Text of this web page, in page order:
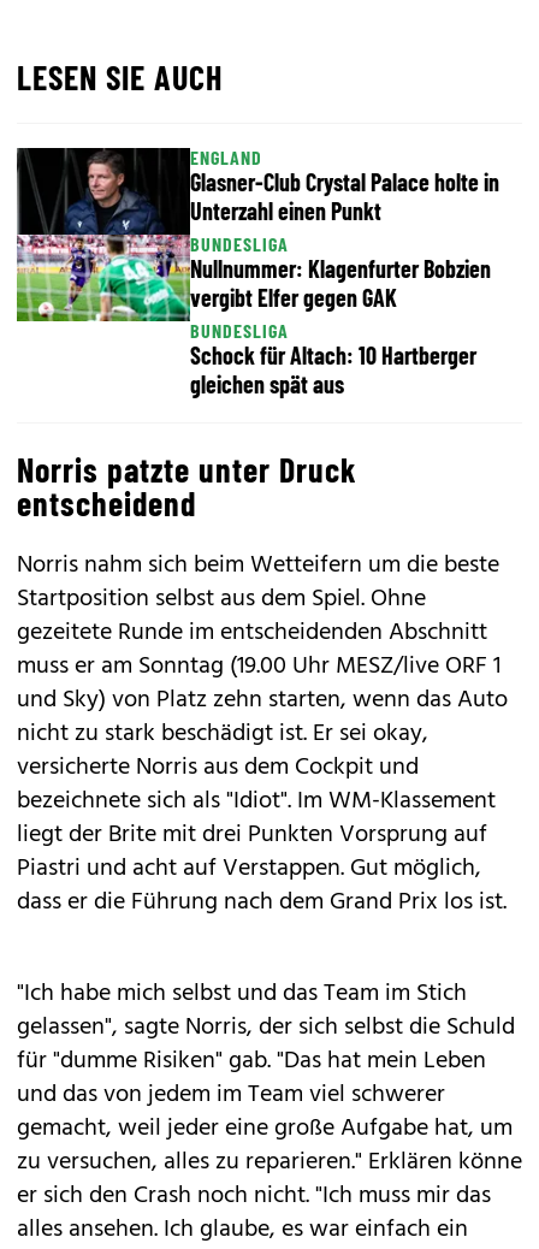
LESEN SIE AUCH
ENGLAND
Glasner-Club Crystal Palace holte in
Unterzahl einen Punkt
BUNDESLIGA
Nullnummer: Klagenfurter Bobzien
vergibt Elfer gegen GAK
BUNDESLIGA
Schock für Altach: 10 Hartberger
gleichen spät aus
Norris patzte unter Druck
entscheidend
Norris nahm sich beim Wetteifern um die beste
Startposition selbst aus dem Spiel. Ohne
gezeitete Runde im entscheidenden Abschnitt
muss er am Sonntag (19.00 Uhr MESZ/live ORF 1
und Sky) von Platz zehn starten, wenn das Auto
nicht zu stark beschädigt ist. Er sei okay,
versicherte Norris aus dem Cockpit und
bezeichnete sich als "Idiot". Im WM-Klassement
liegt der Brite mit drei Punkten Vorsprung auf
Piastri und acht auf Verstappen. Gut möglich,
dass er die Führung nach dem Grand Prix los ist.
"Ich habe mich selbst und das Team im Stich
gelassen", sagte Norris, der sich selbst die Schuld
für "dumme Risiken" gab. "Das hat mein Leben
und das von jedem im Team viel schwerer
gemacht, weil jeder eine große Aufgabe hat, um
zu versuchen, alles zu reparieren." Erklären könne
er sich den Crash noch nicht. "Ich muss mir das
alles ansehen. Ich glaube, es war einfach ein